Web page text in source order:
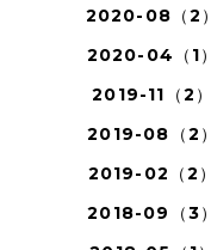
2020-08（2）
2020-04（1）
2019-11（2）
2019-08（2）
2019-02（2）
2018-09（3）